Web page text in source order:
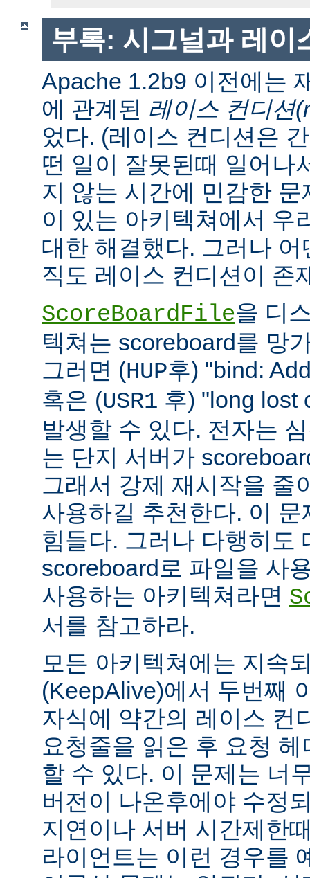
부록: 시그널과 레이
Apache 1.2b9 이전에는
에 관계된 레이스 컨디션
었다. (레이스 컨디션은
떤 일이 잘못된때 일어나
지 않는 시간에 민감한
이 있는 아키텍쳐에서 우
대한 해결했다. 그러나
직도 레이스 컨디션이 존
ScoreBoardFile을 디
텍쳐는 scoreboard를 망
그러면 (HUP후) "bind:
혹은 (USR1 후) "long lost
발생할 수 있다. 전자는
는 단지 서버가
그래서 강제 재시작을 줄
사용하길 추천한다. 이
힘들다. 그러나 다행히도
scoreboard로 파일을 사
사용하는 아키텍쳐라면
서를 참고하라.
모든 아키텍쳐에는 지속
(KeepAlive)에서 두번째
자식에 약간의 레이스 컨
요청줄을 읽은 후 요청
할 수 있다. 이 문제는 너
버전이 나온후에야 수정
지연이나 서버 시간제한
라이언트는 이런 경우를